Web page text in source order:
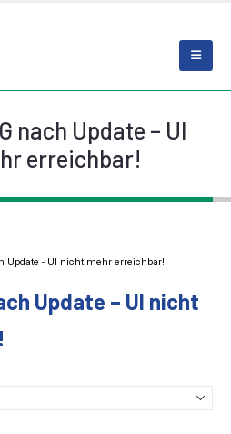
nach Update – UI
erreichbar!
Update - UI nicht mehr erreichbar!
Update – UI nicht